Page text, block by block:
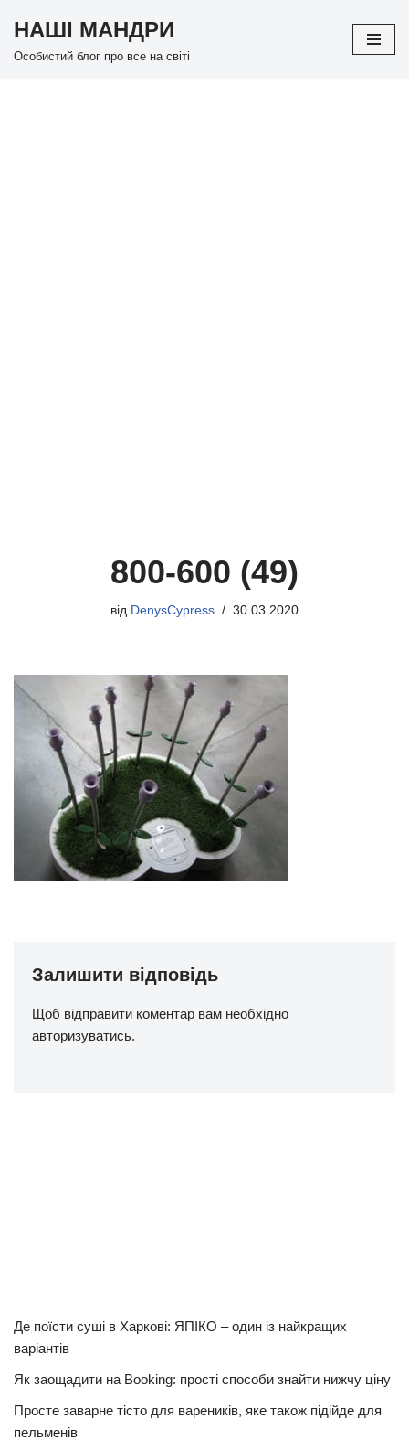
Перейти
НАШІ МАНДРИ
Особистий блог про все на світі
800-600 (49)
від DenysCypress 30.03.2020
Залишити відповідь
Щоб відправити коментар вам необхідно
авторизуватись.
Де поїсти суші в Харкові: ЯПІКО – один із найкращих
варіантів
Як заощадити на Booking: прості способи знайти нижчу ціну
Просте заварне тісто для вареників, яке також підійде для
пельменів